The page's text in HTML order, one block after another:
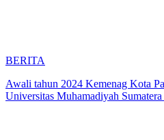
BERITA
Awali tahun 2024 Kemenag Kota
Universitas Muhamadiyah